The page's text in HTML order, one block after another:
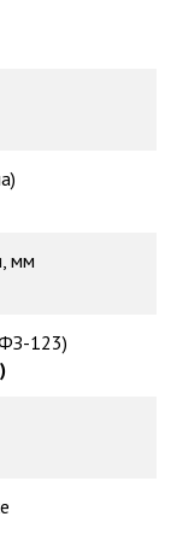
мм
123)